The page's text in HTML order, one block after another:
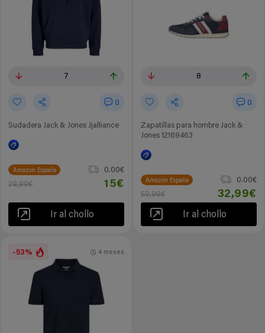
7
0
Sudadera Jack & Jones Jjalliance
Amazon España
0.00€
29,99€
15€
Ir al chollo
8
0
Zapatillas para hombre Jack &
Jones 12169463
Amazon España
0.00€
59,99€
32,99€
Ir al chollo
-53% 4 meses